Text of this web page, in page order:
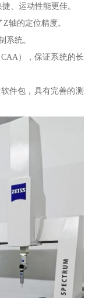
、运动性能更佳。
轴的定位精度。
系统。
），保证系统的长
件包，具有完善的测